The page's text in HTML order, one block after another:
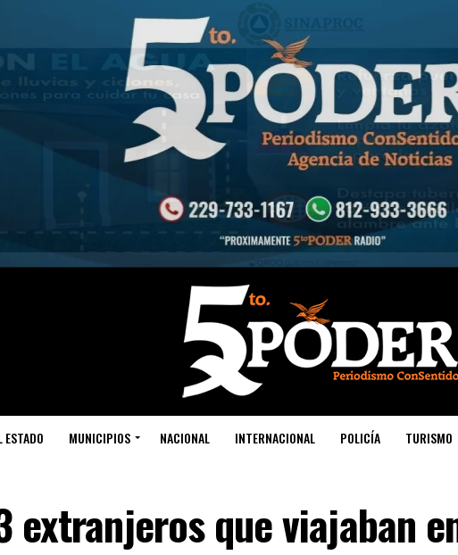
ESTADO MUNICIPIOS NACIONAL INTERNACIONAL POLICÍA TURISMO
extranjeros que viajaban